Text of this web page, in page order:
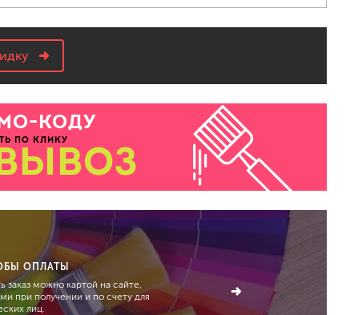
КОДУ
ПО КЛИКУ
ОПЛАТЫ
заказ можно картой на сайте,
при получении и по счету для
лиц.